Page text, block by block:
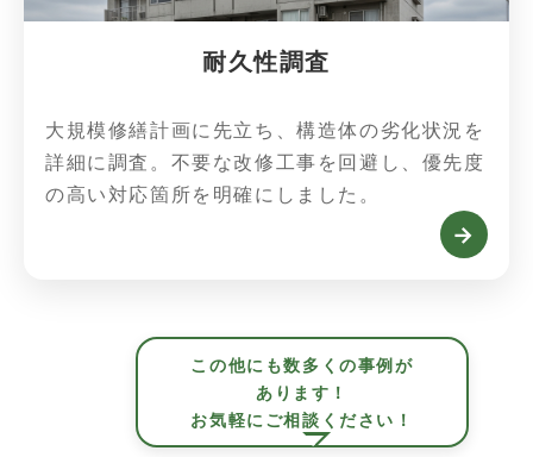
耐久性調査
大規模修繕計画に先立ち、構造体の劣化状況を
詳細に調査。不要な改修工事を回避し、優先度
の高い対応箇所を明確にしました。
→
この他にも数多くの事例が
あります！
お気軽にご相談ください！